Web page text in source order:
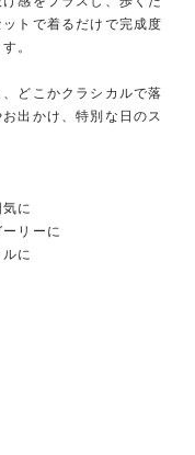
トで着るだけで完成度
。
どこかクラシカルで落
出かけ、特別な日のス
に
リーに
に